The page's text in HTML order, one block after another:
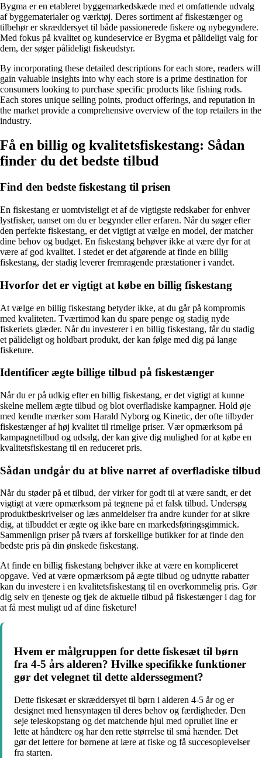
Bygma er en etableret byggemarkedskæde med et omfattende udvalg
af byggematerialer og værktøj. Deres sortiment af fiskestænger og
tilbehør er skræddersyet til både passionerede fiskere og nybegyndere.
Med fokus på kvalitet og kundeservice er Bygma et pålideligt valg for
dem, der søger pålideligt fiskeudstyr.
By incorporating these detailed descriptions for each store, readers will
gain valuable insights into why each store is a prime destination for
consumers looking to purchase specific products like fishing rods.
Each stores unique selling points, product offerings, and reputation in
the market provide a comprehensive overview of the top retailers in the
industry.
Få en billig og kvalitetsfiskestang: Sådan
finder du det bedste tilbud
Find den bedste fiskestang til prisen
En fiskestang er uomtvisteligt et af de vigtigste redskaber for enhver
lystfisker, uanset om du er begynder eller erfaren. Når du søger efter
den perfekte fiskestang, er det vigtigt at vælge en model, der matcher
dine behov og budget. En fiskestang behøver ikke at være dyr for at
være af god kvalitet. I stedet er det afgørende at finde en billig
fiskestang, der stadig leverer fremragende præstationer i vandet.
Hvorfor det er vigtigt at købe en billig fiskestang
At vælge en billig fiskestang betyder ikke, at du går på kompromis
med kvaliteten. Tværtimod kan du spare penge og stadig nyde
fiskeriets glæder. Når du investerer i en billig fiskestang, får du stadig
et pålideligt og holdbart produkt, der kan følge med dig på lange
fisketure.
Identificer ægte billige tilbud på fiskestænger
Når du er på udkig efter en billig fiskestang, er det vigtigt at kunne
skelne mellem ægte tilbud og blot overfladiske kampagner. Hold øje
med kendte mærker som Harald Nyborg og Kinetic, der ofte tilbyder
fiskestænger af høj kvalitet til rimelige priser. Vær opmærksom på
kampagnetilbud og udsalg, der kan give dig mulighed for at købe en
kvalitetsfiskestang til en reduceret pris.
Sådan undgår du at blive narret af overfladiske tilbud
Når du støder på et tilbud, der virker for godt til at være sandt, er det
vigtigt at være opmærksom på tegnene på et falsk tilbud. Undersøg
produktbeskrivelser og læs anmeldelser fra andre kunder for at sikre
dig, at tilbuddet er ægte og ikke bare en markedsføringsgimmick.
Sammenlign priser på tværs af forskellige butikker for at finde den
bedste pris på din ønskede fiskestang.
At finde en billig fiskestang behøver ikke at være en kompliceret
opgave. Ved at være opmærksom på ægte tilbud og udnytte rabatter
kan du investere i en kvalitetsfiskestang til en overkommelig pris. Gør
dig selv en tjeneste og tjek de aktuelle tilbud på fiskestænger i dag for
at få mest muligt ud af dine fisketure!
Hvem er målgruppen for dette fiskesæt til børn
fra 4-5 års alderen? Hvilke specifikke funktioner
gør det velegnet til dette alderssegment?
Dette fiskesæt er skræddersyet til børn i alderen 4-5 år og er
designet med hensyntagen til deres behov og færdigheder. Den
seje teleskopstang og det matchende hjul med oprullet line er
lette at håndtere og har den rette størrelse til små hænder. Det
gør det lettere for børnene at lære at fiske og få succesoplevelser
fra starten.